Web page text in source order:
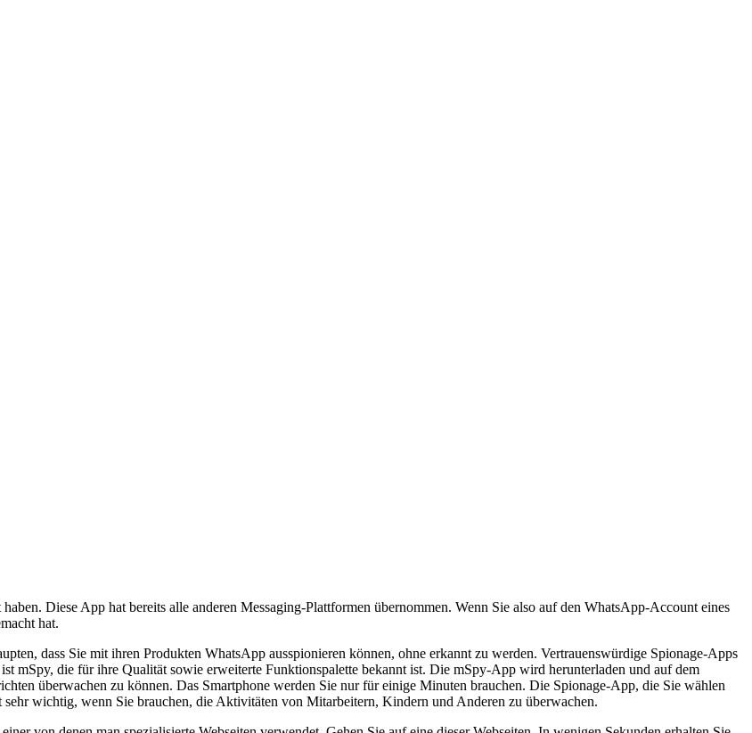
Diese App hat bereits alle anderen Messaging-Plattformen übernommen. Wenn Sie also auf den WhatsApp-Account eines
hat.
dass Sie mit ihren Produkten WhatsApp ausspionieren können, ohne erkannt zu werden. Vertrauenswürdige Spionage-Apps
mSpy, die für ihre Qualität sowie erweiterte Funktionspalette bekannt ist. Die mSpy-App wird herunterladen und auf dem
überwachen zu können. Das Smartphone werden Sie nur für einige Minuten brauchen. Die Spionage-App, die Sie wählen
wichtig, wenn Sie brauchen, die Aktivitäten von Mitarbeitern, Kindern und Anderen zu überwachen.